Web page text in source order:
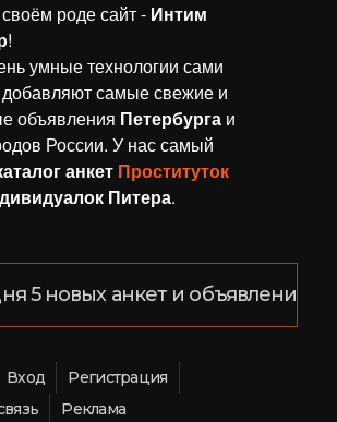
роде сайт - Интим
!
умные технологии сами
добавляют самые свежие и
объявления Петербурга и
России. У нас самый
анкет Проституток
Питера.
5 новых анкет и объявлений!
Вход
Регистрация
Реклама